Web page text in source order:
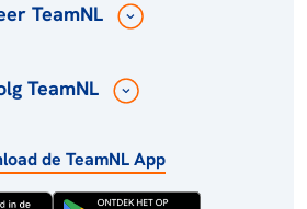
TeamNL
TeamNL
de TeamNL App